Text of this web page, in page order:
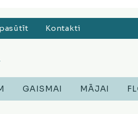
Kontakti
GAISMAI MĀJAI